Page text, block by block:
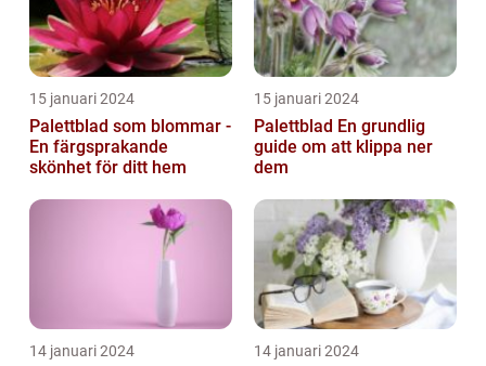
15 januari 2024
Palettblad som blommar -
En färgsprakande
skönhet för ditt hem
15 januari 2024
Palettblad En grundlig
guide om att klippa ner
dem
14 januari 2024 14 januari 2024